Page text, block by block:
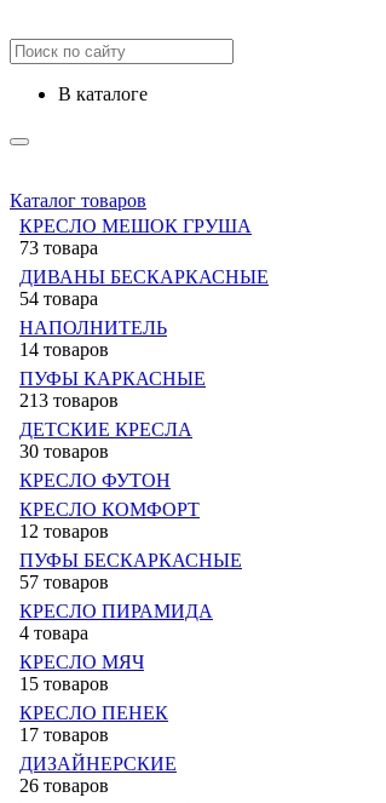
в каталоге
Каталог товаров
КРЕСЛО МЕШОК ГРУША
73 товара
ДИВАНЫ БЕСКАРКАСНЫЕ
54 товара
НАПОЛНИТЕЛЬ
14 товаров
ПУФЫ КАРКАСНЫЕ
213 товаров
ДЕТСКИЕ КРЕСЛА
30 товаров
КРЕСЛО ФУТОН
КРЕСЛО КОМФОРТ
12 товаров
ПУФЫ БЕСКАРКАСНЫЕ
57 товаров
КРЕСЛО ПИРАМИДА
4 товара
КРЕСЛО МЯЧ
15 товаров
КРЕСЛО ПЕНЕК
17 товаров
ДИЗАЙНЕРСКИЕ
26 товаров